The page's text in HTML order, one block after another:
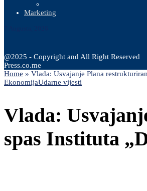
Marketing
@2025 - Copyright and All Right Reserved
Press.co.me
Home » Vlada: Usvajanje Plana
EkonomijaUdarne vijesti
Vlada:
spas Instituta